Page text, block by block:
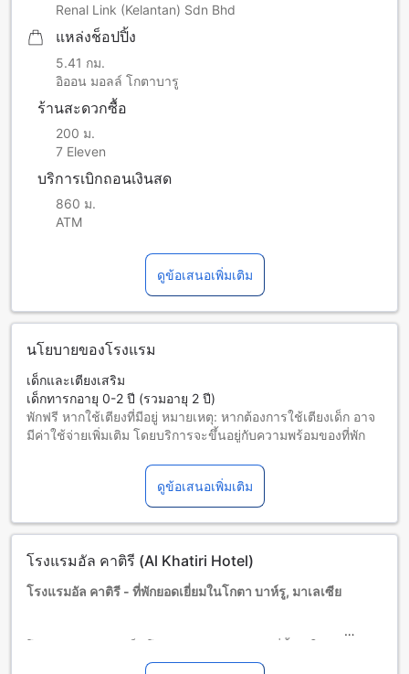
Renal Link (Kelantan) Sdn Bhd
แหล่งช็อปปิ้ง
5.41 กม.
อิออน มอลล์ โกตาบารู
ร้านสะดวกซื้อ
200 ม.
7 Eleven
บริการเบิกถอนเงินสด
860 ม.
ATM
ดูข้อเสนอเพิ่มเติม
นโยบายของโรงแรม
เด็กและเตียงเสริม
เด็กทารกอายุ 0-2 ปี (รวมอายุ 2 ปี)
พักฟรี หากใช้เตียงที่มีอยู่ หมายเหตุ: หากต้องการใช้เตียงเด็ก อาจ
มีค่าใช้จ่ายเพิ่มเติม โดยบริการจะขึ้นอยู่กับความพร้อมของที่พัก
พักฟรีหากใช้เตียงที่มีอยู่แล้ว
ผู้เข้าพักอายุ 13 ปีขึ้นไปถือเป็นผู้ใหญ่
บริการเตียงเสริมขึ้นอยู่กับประเภทห้องที่เลือก กรุณาตรวจสอบ
จำนวนผู้เข้าพักที่กำหนดในแต่ละห้องสำหรับข้อมูลเพิ่มเติม
นโยบายที่แตกต่างหรือเงื่อนไขเพิ่มเติม
ดูข้อเสนอเพิ่มเติม
โรงแรมอัล คาติรี (Al Khatiri Hotel)
โรงแรมอัล คาติรี - ที่พักยอดเยี่ยมในโกตา บาห์รู, มาเลเซีย
บาห์รู ในประเทศมาเลเซีย โรงแรมนี้มีทั้งหมด 42 ห้องพักที่สะดวก